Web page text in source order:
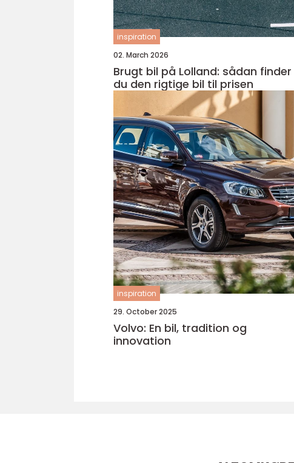
inspiration
02. March 2026
Brugt bil på Lolland: sådan finder
du den rigtige bil til prisen
inspiration
29. October 2025
Volvo: En bil, tradition og
innovation